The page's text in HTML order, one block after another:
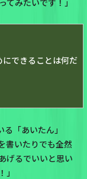
できることは何だ
「あいたん」
書いたりでも全然
げるでいいと思い